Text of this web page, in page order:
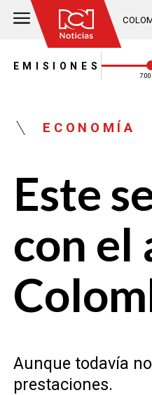
EMISIONES
ECONOMÍA
Este
con el
Aunque todavía
prestaciones.